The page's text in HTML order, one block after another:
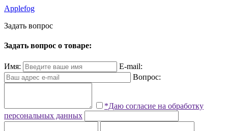
Applefog
Задать вопрос
Задать вопрос о товаре:
Имя:
E-mail:
Вопрос:
*Даю согласие на обработку
персональных данных